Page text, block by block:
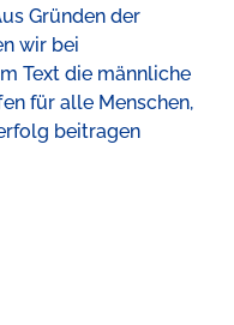
Gründen der
wir bei
Text die männliche
für alle Menschen,
beitragen